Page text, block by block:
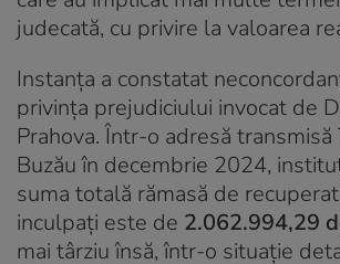
judecată, cu privire la valoarea
Instanța a constatat
privința prejudiciului invocat de
Prahova. Într-o adresă
Buzău în decembrie 2024,
suma totală rămasă de
inculpați este de 2.062.994,29
mai târziu însă, într-o situație